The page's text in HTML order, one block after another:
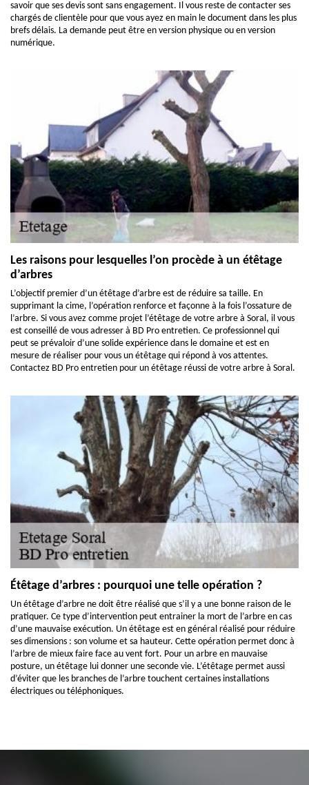
savoir que ses devis sont sans engagement. Il vous reste de contacter ses
chargés de clientèle pour que vous ayez en main le document dans les plus
brefs délais. La demande peut être en version physique ou en version
numérique.
Les raisons pour lesquelles l’on procède à un étêtage
d’arbres
L’objectif premier d’un étêtage d’arbre est de réduire sa taille. En
supprimant la cime, l’opération renforce et façonne à la fois l’ossature de
l’arbre. Si vous avez comme projet l’étêtage de votre arbre à Soral, il vous
est conseillé de vous adresser à BD Pro entretien. Ce professionnel qui
peut se prévaloir d’une solide expérience dans le domaine et est en
mesure de réaliser pour vous un étêtage qui répond à vos attentes.
Contactez BD Pro entretien pour un étêtage réussi de votre arbre à Soral.
Étêtage d’arbres : pourquoi une telle opération ?
Un étêtage d’arbre ne doit être réalisé que s’il y a une bonne raison de le
pratiquer. Ce type d’intervention peut entrainer la mort de l’arbre en cas
d’une mauvaise exécution. Un étêtage est en général réalisé pour réduire
ses dimensions : son volume et sa hauteur. Cette opération permet donc à
l’arbre de mieux faire face au vent fort. Pour un arbre en mauvaise
posture, un étêtage lui donner une seconde vie. L’étêtage permet aussi
d’éviter que les branches de l’arbre touchent certaines installations
électriques ou téléphoniques.